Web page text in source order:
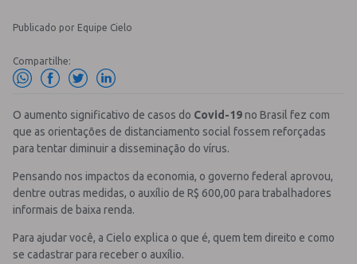
Publicado por Equipe Cielo
Compartilhe:
O aumento significativo de casos do Covid-19no Brasil fez com
que as orientações de distanciamento social fossem reforçadas
para tentar diminuir a disseminação do vírus.
Pensando nos impactos da economia, o governo federal aprovou,
dentre outras medidas, o auxílio de R$ 600,00 para trabalhadores
informais de baixa renda.
Para ajudar você, a Cielo explica o que é, quem tem direito e como
se cadastrar para receber o auxílio.